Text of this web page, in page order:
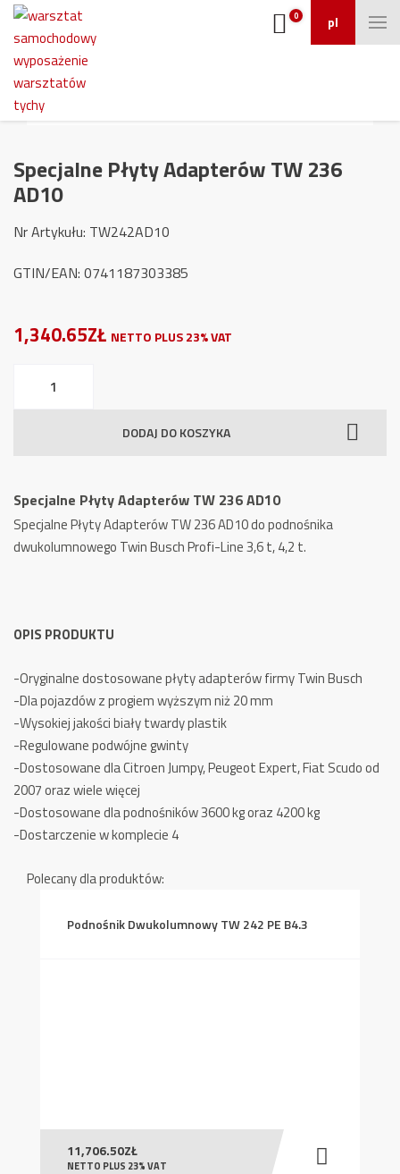
pl
0
Specjalne Płyty Adapterów TW 236
AD10
Nr Artykułu: TW242AD10
GTIN/EAN: 0741187303385
1,340.65ZŁ NETTO PLUS 23% VAT
Specjalne
AD10
DODAJ DO KOSZYKA
Specjalne Płyty Adapterów TW 236 AD10
Specjalne Płyty Adapterów TW 236 AD10 do podnośnika
dwukolumnowego Twin Busch Profi-Line 3,6 t, 4,2 t.
OPIS PRODUKTU
-Oryginalne dostosowane płyty adapterów firmy Twin Busch
-Dla pojazdów z progiem wyższym niż 20 mm
-Wysokiej jakości biały twardy plastik
-Regulowane podwójne gwinty
-Dostosowane dla Citroen Jumpy, Peugeot Expert, Fiat Scudo od
2007 oraz wiele więcej
-Dostosowane dla podnośników 3600 kg oraz 4200 kg
-Dostarczenie w komplecie 4
Polecany dla produktów:
Podnośnik Dwukolumnowy TW 242 PE B4.3
11,706.50ZŁ
NETTO PLUS 23% VAT